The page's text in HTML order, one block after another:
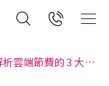
大管理風險與自動化追蹤策略